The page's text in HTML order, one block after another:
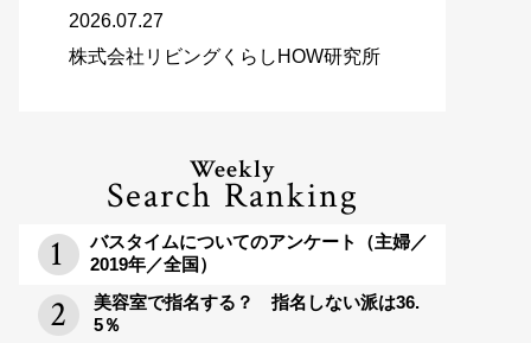
2026.07.27
株式会社リビングくらしHOW研究所
Weekly
Search Ranking
バスタイムについてのアンケート（主婦／
2019年／全国）
美容室で指名する？ 指名しない派は36.
5％